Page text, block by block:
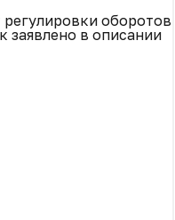
регулировки оборотов
заявлено в описании